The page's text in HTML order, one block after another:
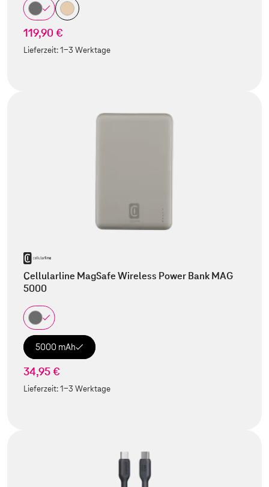
119,90 €
Lieferzeit:1-3 Werktage
Cellularline MagSafe Wireless Power Bank MAG
5000
5000 mAh
34,95 €
Lieferzeit:1-3 Werktage